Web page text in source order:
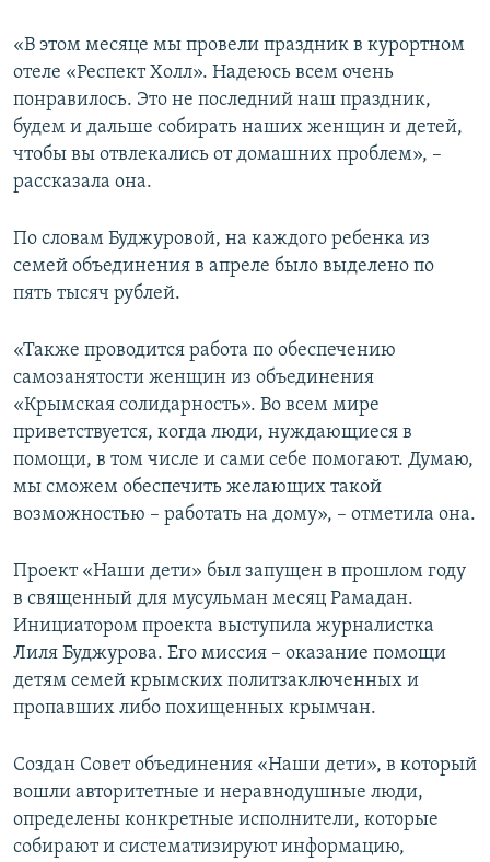
«В этом месяце мы провели праздник в курортном
отеле «Респект Холл». Надеюсь всем очень
понравилось. Это не последний наш праздник,
будем и дальше собирать наших женщин и детей,
чтобы вы отвлекались от домашних проблем», –
рассказала она.
По словам Буджуровой, на каждого ребенка из
семей объединения в апреле было выделено по
пять тысяч рублей.
«Также проводится работа по обеспечению
самозанятости женщин из объединения
«Крымская солидарность». Во всем мире
приветствуется, когда люди, нуждающиеся в
помощи, в том числе и сами себе помогают. Думаю,
мы сможем обеспечить желающих такой
возможностью – работать на дому», – отметила она.
Проект «Наши дети» был запущен в прошлом году
в священный для мусульман месяц Рамадан.
Инициатором проекта выступила журналистка
Лиля Буджурова. Его миссия – оказание помощи
детям семей крымских политзаключенных и
пропавших либо похищенных крымчан.
Создан Совет объединения «Наши дети», в который
вошли авторитетные и неравнодушные люди,
определены конкретные исполнители, которые
собирают и систематизируют информацию,